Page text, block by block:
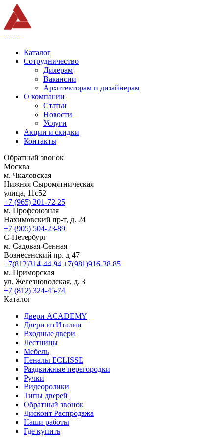
Каталог
Сотрудничество
Дилерам
Вакансии
Архитекторам и дизайнерам
О компании
Статьи
Новости
Услуги
Акции и скидки
Контакты
Обратный звонок
Москва
м. Чкаловская
Нижняя Сыромятническая
улица, 11с52
+7 (965) 201-72-25
м. Профсоюзная
Нахимовский пр-т, д. 24
+7 (905) 504-23-89
С-Петербург
м. Садовая-Сенная
Вознесенский пр. д 47
+7(812)314-44-94 +7(981)916-38-85
м. Приморская
ул. Железноводская, д. 3
+7 (812) 324-45-74
Каталог
Двери ACADEMY
Двери из Италии
Входные двери
Лестницы
Мебель
Пеналы ECLISSE
Раздвижные перегородки
Ручки
Видеоролики
Типы дверей
Обратный звонок
Дисконт Распродажа
Наши работы
Где купить